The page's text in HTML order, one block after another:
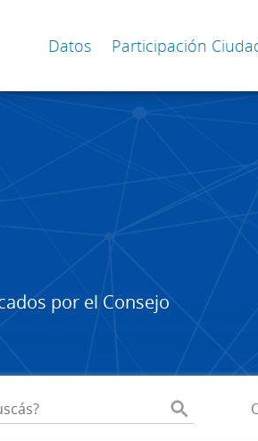
Datos Participación
por el Consejo